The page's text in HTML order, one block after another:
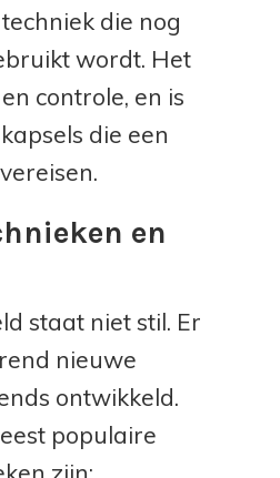
die nog
wordt. Het
controle, en is
die een
en
staat niet stil. Er
nieuwe
ontwikkeld.
populaire